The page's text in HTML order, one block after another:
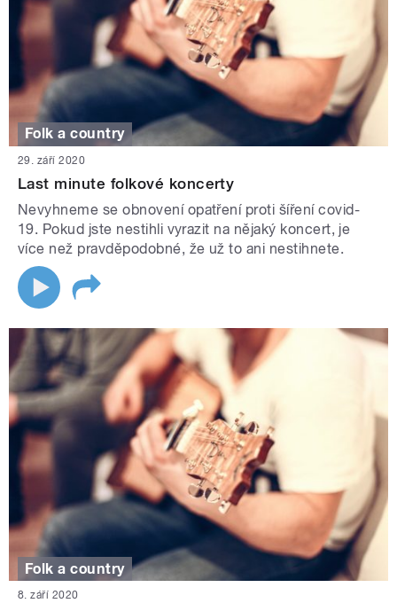
Folk a country
29. září 2020
Last minute folkové koncerty
Nevyhneme se obnovení opatření proti šíření covid-
19. Pokud jste nestihli vyrazit na nějaký koncert, je
více než pravděpodobné, že už to ani nestihnete.
Folk a country
8. září 2020